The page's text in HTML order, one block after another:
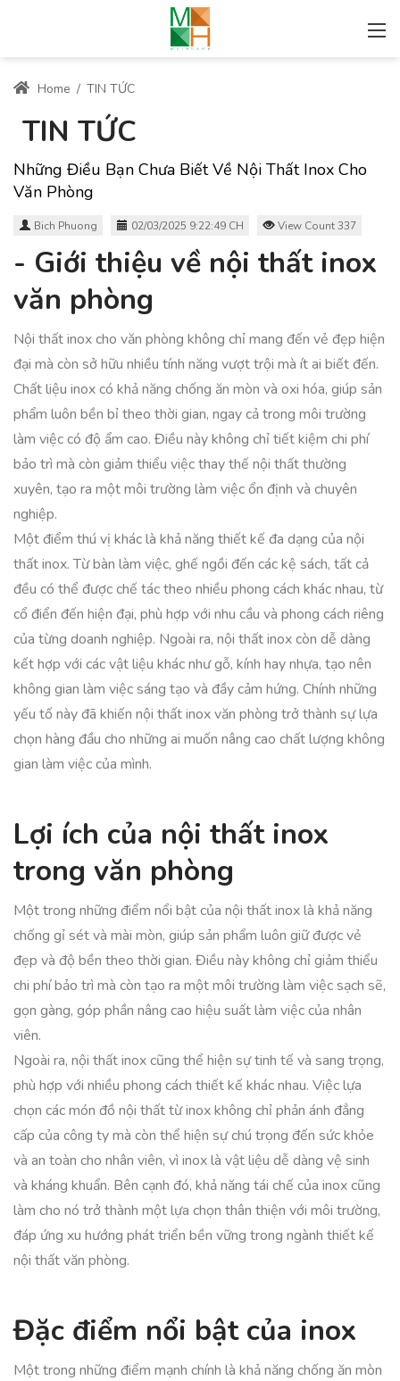
Home / TIN TỨC
TIN TỨC
Những Điều Bạn Chưa Biết Về Nội Thất Inox Cho
Văn Phòng
Bich Phuong 02/03/2025 9:22:49 CH View Count 337
- Giới thiệu về nội thất inox
văn phòng
Nội thất inox cho văn phòng không chỉ mang đến vẻ đẹp hiện
đại mà còn sở hữu nhiều tính năng vượt trội mà ít ai biết đến.
Chất liệu inox có khả năng chống ăn mòn và oxi hóa, giúp sản
phẩm luôn bền bỉ theo thời gian, ngay cả trong môi trường
làm việc có độ ẩm cao. Điều này không chỉ tiết kiệm chi phí
bảo trì mà còn giảm thiểu việc thay thế nội thất thường
xuyên, tạo ra một môi trường làm việc ổn định và chuyên
nghiệp.
Một điểm thú vị khác là khả năng thiết kế đa dạng của nội
thất inox. Từ bàn làm việc, ghế ngồi đến các kệ sách, tất cả
đều có thể được chế tác theo nhiều phong cách khác nhau, từ
cổ điển đến hiện đại, phù hợp với nhu cầu và phong cách riêng
của từng doanh nghiệp. Ngoài ra, nội thất inox còn dễ dàng
kết hợp với các vật liệu khác như gỗ, kính hay nhựa, tạo nên
không gian làm việc sáng tạo và đầy cảm hứng. Chính những
yếu tố này đã khiến nội thất inox văn phòng trở thành sự lựa
chọn hàng đầu cho những ai muốn nâng cao chất lượng không
gian làm việc của mình.
Lợi ích của nội thất inox
trong văn phòng
Một trong những điểm nổi bật của nội thất inox là khả năng
chống gỉ sét và mài mòn, giúp sản phẩm luôn giữ được vẻ
đẹp và độ bền theo thời gian. Điều này không chỉ giảm thiểu
chi phí bảo trì mà còn tạo ra một môi trường làm việc sạch sẽ,
gọn gàng, góp phần nâng cao hiệu suất làm việc của nhân
viên.
Ngoài ra, nội thất inox cũng thể hiện sự tinh tế và sang trọng,
phù hợp với nhiều phong cách thiết kế khác nhau. Việc lựa
chọn các món đồ nội thất từ inox không chỉ phản ánh đẳng
cấp của công ty mà còn thể hiện sự chú trọng đến sức khỏe
và an toàn cho nhân viên, vì inox là vật liệu dễ dàng vệ sinh
và kháng khuẩn. Bên cạnh đó, khả năng tái chế của inox cũng
làm cho nó trở thành một lựa chọn thân thiện với môi trường,
đáp ứng xu hướng phát triển bền vững trong ngành thiết kế
nội thất văn phòng.
Đặc điểm nổi bật của inox
Một trong những điểm mạnh chính là khả năng chống ăn mòn